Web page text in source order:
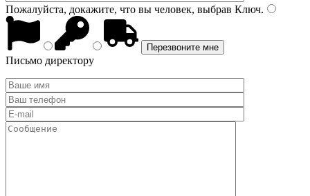
Пожалуйста, докажите, что вы человек, выбрав Ключ.
Письмо директору